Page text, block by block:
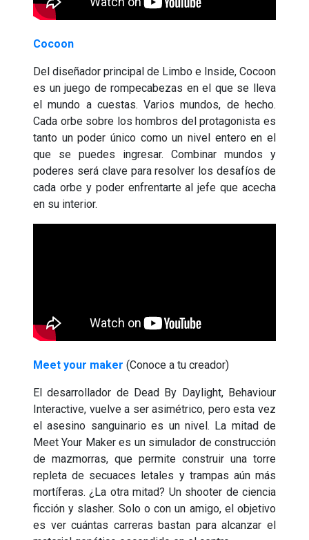
Cocoon
Del diseñador principal de Limbo e Inside, Cocoon
es un juego de rompecabezas en el que se lleva
el mundo a cuestas. Varios mundos, de hecho.
Cada orbe sobre los hombros del protagonista es
tanto un poder único como un nivel entero en el
que se puedes ingresar. Combinar mundos y
poderes será clave para resolver los desafíos de
cada orbe y poder enfrentarte al jefe que acecha
en su interior.
Meet your maker (Conoce a tu creador)
El desarrollador de Dead By Daylight, Behaviour
Interactive, vuelve a ser asimétrico, pero esta vez
el asesino sanguinario es un nivel. La mitad de
Meet Your Maker es un simulador de construcción
de mazmorras, que permite construir una torre
repleta de secuaces letales y trampas aún más
mortíferas. ¿La otra mitad? Un shooter de ciencia
ficción y slasher. Solo o con un amigo, el objetivo
es ver cuántas carreras bastan para alcanzar el